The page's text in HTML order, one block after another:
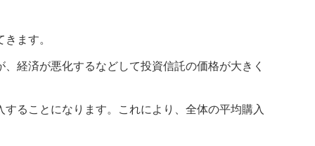
ます。
経済が悪化するなどして投資信託の価格が大きく
ることになります。これにより、全体の平均購入